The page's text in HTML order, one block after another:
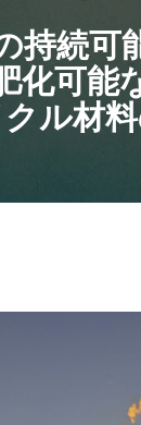
持続可
化可能
ル材